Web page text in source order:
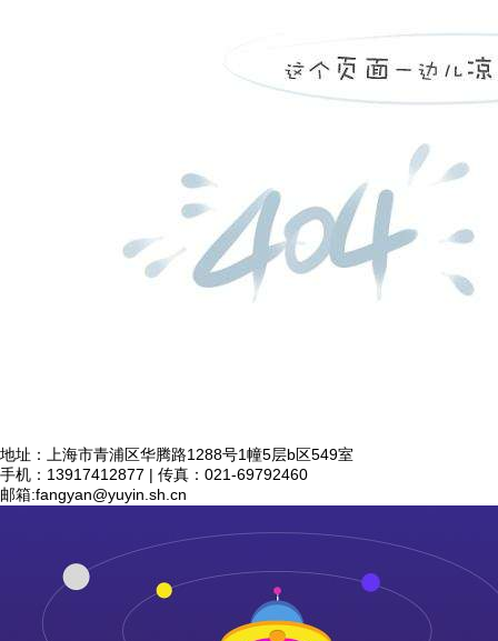
地址：上海市青浦区华腾路1288号1幢5层b区549室
手机：13917412877 | 传真：021-69792460
邮箱:fangyan@yuyin.sh.cn